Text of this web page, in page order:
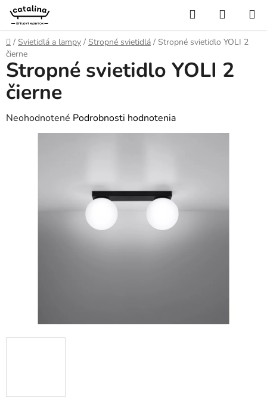
Prejsť
obsah
Hľadať
KOŠÍK
Domov
/ Svietidlá a lampy / Stropné svietidlá / Stropné svietidlo YOLI 2
čierne
Stropné svietidlo YOLI 2
čierne
Priemerné
hodnotenie
Neohodnotené Podrobnosti hodnotenia